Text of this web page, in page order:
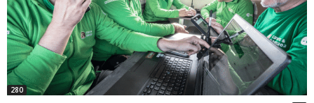
280